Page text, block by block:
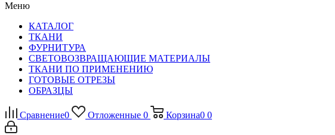
Меню
КАТАЛОГ
ТКАНИ
ФУРНИТУРА
СВЕТОВОЗВРАЩАЮЩИЕ МАТЕРИАЛЫ
ТКАНИ ПО ПРИМЕНЕНИЮ
ГОТОВЫЕ ОТРЕЗЫ
ОБРАЗЦЫ
Сравнение0 Отложенные 0 Корзина0 0